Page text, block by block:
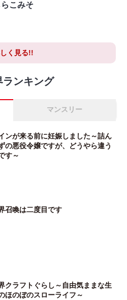
らこみそ
く見る!!
ランキング
マンスリー
ンが来る前に妊娠しました～詰ん
の悪役令嬢ですが、どうやら違う
す～
召喚は二度目です
クラフトぐらし～自由気ままな生
ほのぼのスローライフ～